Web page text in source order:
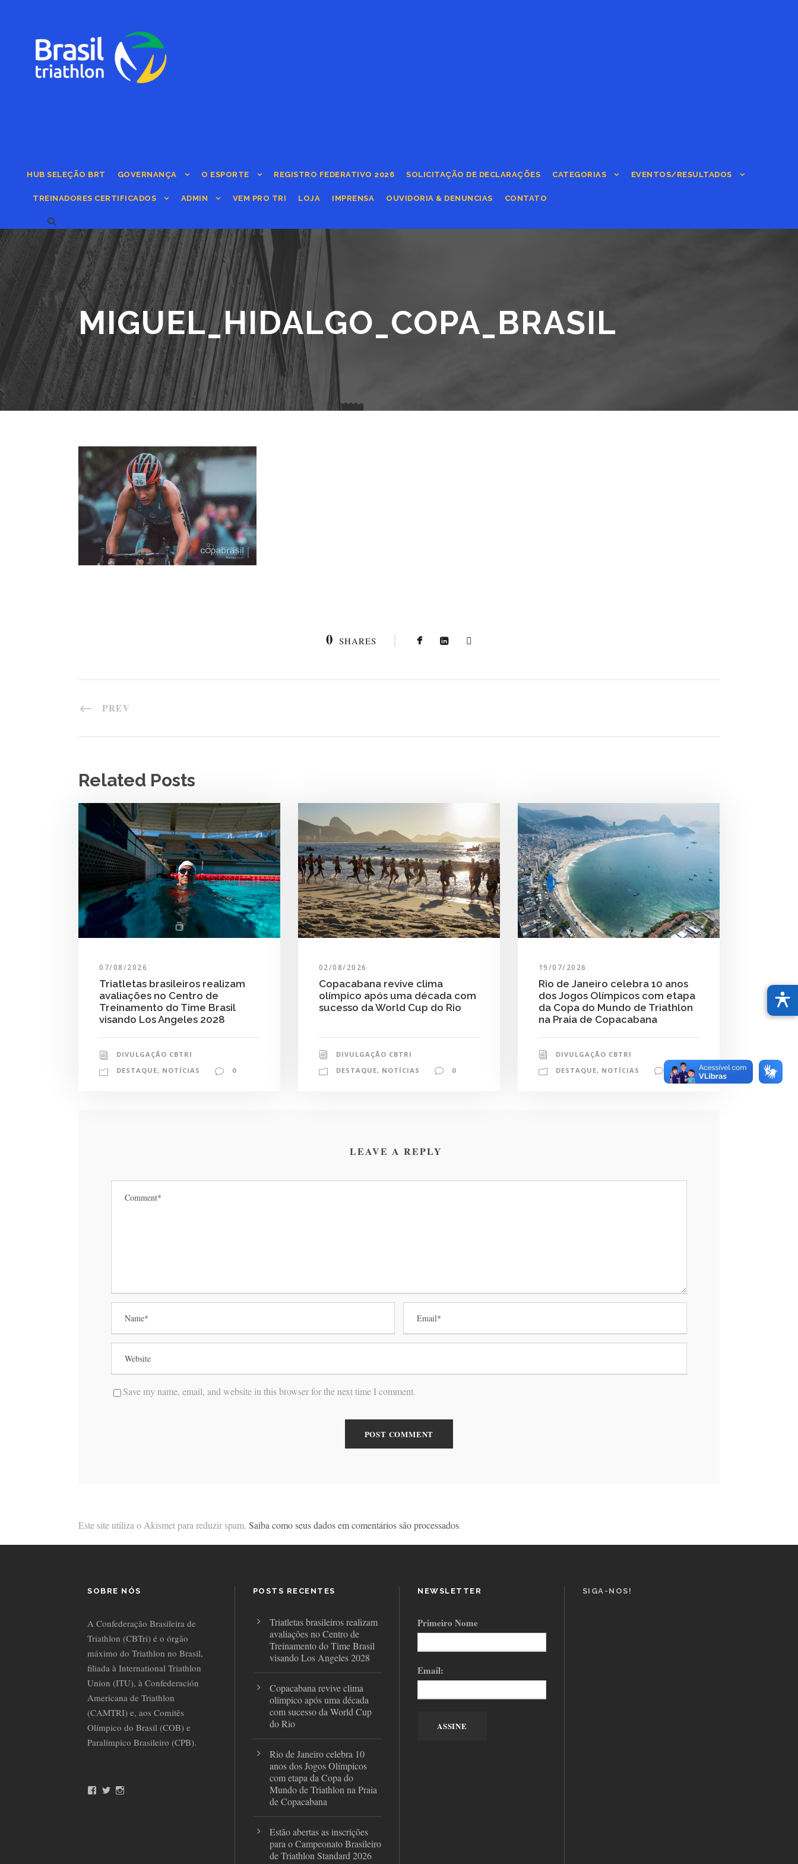
HUB SELEÇÃO BRT GOVERNANÇA O ESPORTE REGISTRO FEDERATIVO 2026 SOLICITAÇÃO DE DECLARAÇÕES CATEGORIAS EVENTOS/RESULTADOS
TREINADORES CERTIFICADOS ADMIN VEM PRO TRI LOJA IMPRENSA OUVIDORIA & DENUNCIAS CONTATO
MIGUEL_HIDALGO_COPA_BRASIL
0 SHARES
PREV
Related Posts
07/08/2026
Triatletas brasileiros realizam
avaliações no Centro de
Treinamento do Time Brasil
visando Los Angeles 2028
DIVULGAÇÃO CBTRI
DESTAQUE, NOTÍCIAS 0
02/08/2026
Copacabana revive clima
olímpico após uma década com
sucesso da World Cup do Rio
DIVULGAÇÃO CBTRI
DESTAQUE, NOTÍCIAS 0
19/07/2026
Rio de Janeiro celebra 10 anos
dos Jogos Olímpicos com etapa
da Copa do Mundo de Triathlon
na Praia de Copacabana
DIVULGAÇÃO CBTRI
DESTAQUE, NOTÍCIAS 0
LEAVE A REPLY
Save my name, email, and website in this browser for the next time I comment.
Este site utiliza o Akismet para reduzir spam. Saiba como seus dados em comentários são processados.
SOBRE NÓS
A Confederação Brasileira de
Triathlon (CBTri) é o órgão
máximo do Triathlon no Brasil,
filiada à International Triathlon
Union (ITU), à Confederación
Americana de Triathlon
(CAMTRI) e, aos Comitês
Olímpico do Brasil (COB) e
Paralímpico Brasileiro (CPB).
T
POSTS RECENTES
Triatletas brasileiros realizam
avaliações no Centro de
Treinamento do Time Brasil
visando Los Angeles 2028
Copacabana revive clima
olímpico após uma década
com sucesso da World Cup
do Rio
Rio de Janeiro celebra 10
anos dos Jogos Olímpicos
com etapa da Copa do
Mundo de Triathlon na Praia
de Copacabana
Estão abertas as inscrições
para o Campeonato Brasileiro
de Triathlon Standard 2026
NEWSLETTER
Primeiro Nome
Email:
SIGA-NOS!